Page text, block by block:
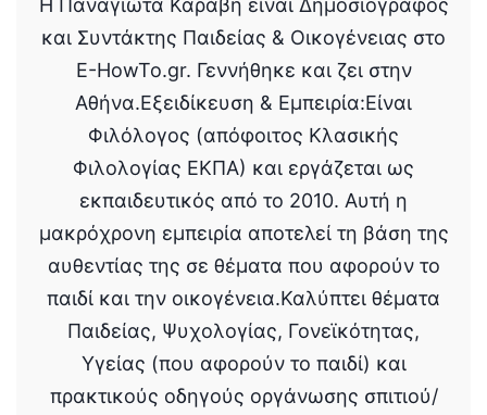
Η Παναγιώτα Καράβη είναι Δημοσιογράφος
και Συντάκτης Παιδείας & Οικογένειας στο
E-HowTo.gr. Γεννήθηκε και ζει στην
Αθήνα.Εξειδίκευση & Εμπειρία:Είναι
Φιλόλογος (απόφοιτος Κλασικής
Φιλολογίας ΕΚΠΑ) και εργάζεται ως
εκπαιδευτικός από το 2010. Αυτή η
μακρόχρονη εμπειρία αποτελεί τη βάση της
αυθεντίας της σε θέματα που αφορούν το
παιδί και την οικογένεια.Καλύπτει θέματα
Παιδείας, Ψυχολογίας, Γονεϊκότητας,
Υγείας (που αφορούν το παιδί) και
πρακτικούς οδηγούς οργάνωσης σπιτιού/